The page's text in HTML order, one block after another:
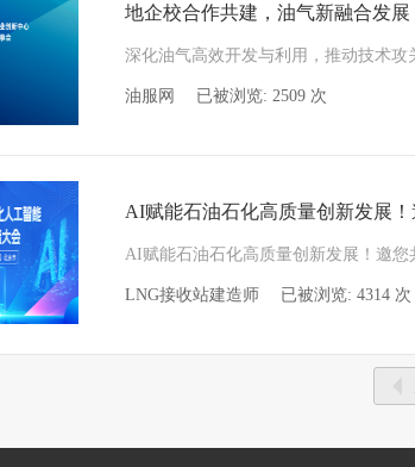
地企校合作共建，油气新融合发
深化油气高效开发与利用，推动技术攻
油服网 已被浏览: 2509次
AI赋能石油石化高质量创新发展
AI赋能石油石化高质量创新发展！邀
LNG接收站建造师 已被浏览: 4314次